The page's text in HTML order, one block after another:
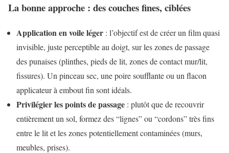
La bonne approche : des couches fines, ciblées
Application en voile léger : l’objectif est de créer un film quasi
invisible, juste perceptible au doigt, sur les zones de passage
des punaises (plinthes, pieds de lit, zones de contact mur/lit,
fissures). Un pinceau sec, une poire soufflante ou un flacon
applicateur à embout fin sont idéals.
Privilégier les points de passage : plutôt que de recouvrir
entièrement un sol, formez des “lignes” ou “cordons” très fins
entre le lit et les zones potentiellement contaminées (murs,
meubles, prises).